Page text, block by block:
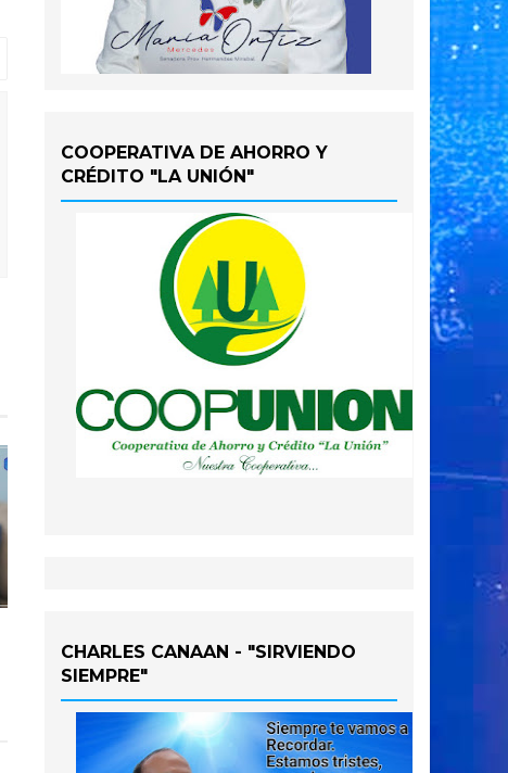
COOPERATIVA DE AHORRO Y
CRÉDITO "LA UNIÓN"
CHARLES CANAAN - "SIRVIENDO
SIEMPRE"